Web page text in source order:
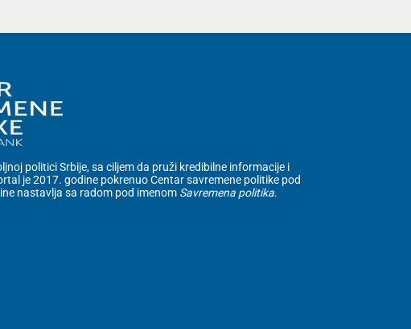
politici Srbije, sa ciljem da pruži kredibilne informacije i
je 2017. godine pokrenuo Centar savremene politike pod
nastavlja sa radom pod imenom Savremena politika.